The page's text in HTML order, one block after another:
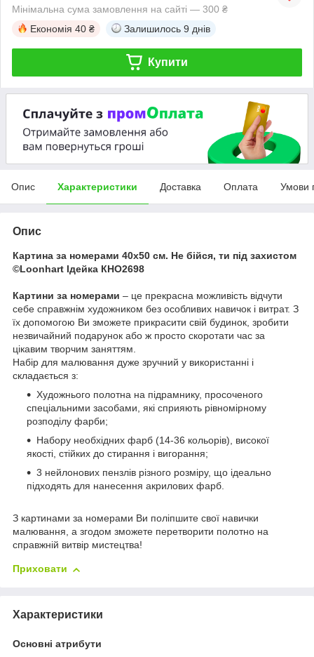
Мінімальна сума замовлення на сайті — 300 ₴
Економія 40 ₴ Залишилось 9 днів
Купити
Опис Характеристики Доставка Оплата Умови
Опис
Картина за номерами 40х50 см. Не бійся, ти під захистом
©Loonhart Ідейка КНО2698
Картини за номерами – це прекрасна можливість відчути
себе справжнім художником без особливих навичок і витрат. З
їх допомогою Ви зможете прикрасити свій будинок, зробити
незвичайний подарунок або ж просто скоротати час за
цікавим творчим заняттям.
Набір для малювання дуже зручний у використанні і
складається з:
Художнього полотна на підрамнику, просоченого
спеціальними засобами, які сприяють рівномірному
розподілу фарби;
Набору необхідних фарб (14-36 кольорів), високої
якості, стійких до стирання і вигорання;
3 нейлонових пензлів різного розміру, що ідеально
підходять для нанесення акрилових фарб.
З картинами за номерами Ви поліпшите свої навички
малювання, а згодом зможете перетворити полотно на
справжній витвір мистецтва!
Приховати
Характеристики
Основні атрибути